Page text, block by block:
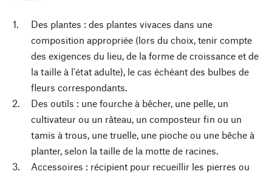
Des plantes : des plantes vivaces dans une
composition appropriée (lors du choix, tenir compte
des exigences du lieu, de la forme de croissance et de
la taille à l'état adulte), le cas échéant des bulbes de
fleurs correspondants.
Des outils : une fourche à bêcher, une pelle, un
cultivateur ou un râteau, un composteur fin ou un
tamis à trous, une truelle, une pioche ou une bêche à
planter, selon la taille de la motte de racines.
Accessoires : récipient pour recueillir les pierres ou